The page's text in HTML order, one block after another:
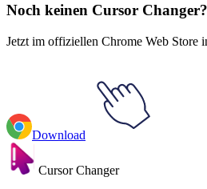
Noch keinen Cursor Changer?
Jetzt im offiziellen Chrome Web Store
Download
Cursor Changer